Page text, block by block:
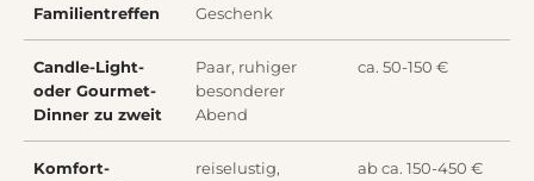
Familientreffen
Geschenk
Candle-Light-
oder Gourmet-
Dinner zu zweit
Paar, ruhiger
besonderer
Abend
ca. 50-150 €
Komfort-
reiselustig,
ab ca. 150-450 €